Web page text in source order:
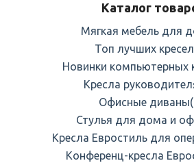
Каталог
Мягкая мебель для
Топ лучших кресел
Новинки компьютерных
Кресла
Офисные диваны
Стулья для дома и
Кресла Евростиль для
Конференц-кресла